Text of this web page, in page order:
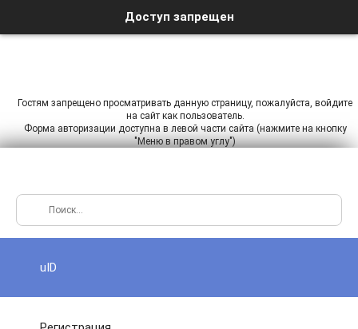
Доступ запрещен
Гостям запрещено просматривать данную страницу, пожалуйста, войдите
на сайт как пользователь.
Форма авторизации доступна в левой части сайта (нажмите на кнопку
"Меню в правом углу")
uID